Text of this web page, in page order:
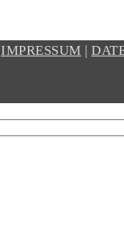
IMPRESSUM